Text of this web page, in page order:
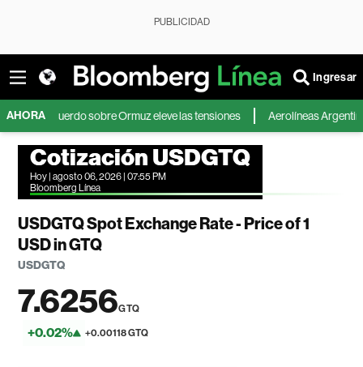
PUBLICIDAD
Ingresar
AHORA
acuerdo sobre Ormuz eleve las tensiones Aerolíneas Argentinas sigue
Cotización USDGTQ
Hoy | agosto 06, 2026 | 07:55 PM
Bloomberg Línea
USDGTQ Spot Exchange Rate - Price of 1
USD in GTQ
USDGTQ
7.6256GTQ
+0.02% +0.00118 GTQ